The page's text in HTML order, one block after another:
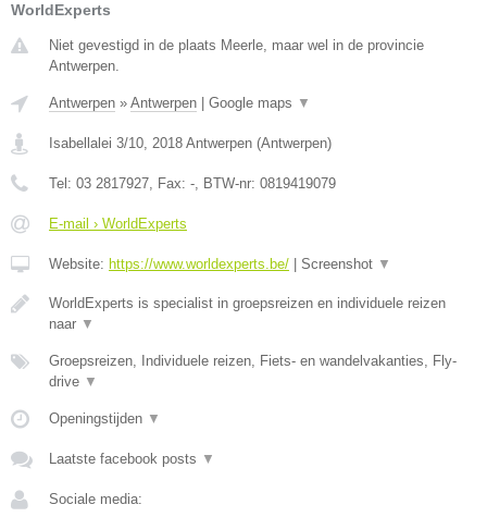
WorldExperts
Niet gevestigd in de plaats Meerle, maar wel in de provincie
Antwerpen.
Antwerpen » Antwerpen Google maps ▼
Isabellalei 3/10, 2018 Antwerpen (Antwerpen)
Tel: 03 2817927, Fax: -, BTW-nr: 0819419079
E-mail › WorldExperts
Website: https://www.worldexperts.be/ Screenshot ▼
WorldExperts is specialist in groepsreizen en individuele reizen
naar ▼
Groepsreizen, Individuele reizen, Fiets- en wandelvakanties, Fly-
drive ▼
Openingstijden ▼
Laatste facebook posts ▼
Sociale media: